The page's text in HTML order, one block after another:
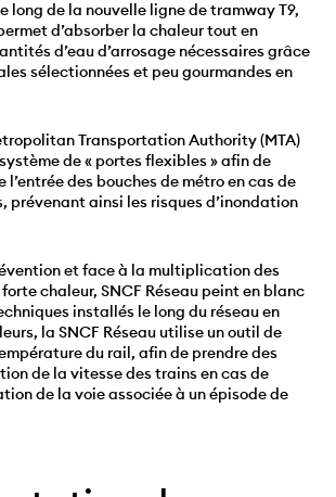
long de la nouvelle ligne de tramway T9,
d’absorber la chaleur tout en
d’eau d’arrosage nécessaires grâce
sélectionnées et peu gourmandes en
Transportation Authority (MTA)
de « portes flexibles » afin de
l’entrée des bouches de métro en cas de
prévenant ainsi les risques d’inondation
et face à la multiplication des
chaleur, SNCF Réseau peint en blanc
installés le long du réseau en
la SNCF Réseau utilise un outil de
du rail, afin de prendre des
de la vitesse des trains en cas de
de la voie associée à un épisode de